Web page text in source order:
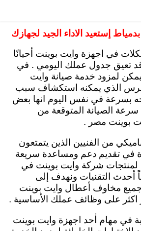
إستعيد الاداء الجيد لجهازك
في اجهزة وايت بوينت أحيانًا
تعيق جدول عملك اليومي . في
لمزود خدمة صيانة وايت
الذي يمكنه استكشاف سبب
بسرعة في نفس اليوم انها بعض
الصيانة المتوقعة من
بوينت مصر .
من الفنيين الذين يتمتعون
في تقديم دعم ومساعدة سريعة
لمنتجات شركة وايت بوينت في
أحدث التقنيات ونهدف إلى
جميع مخاوف أعطال وايت بوينت
اكثر على وظائف عملك الأساسية .
في مهام أحد اجهزة وايت بوينت